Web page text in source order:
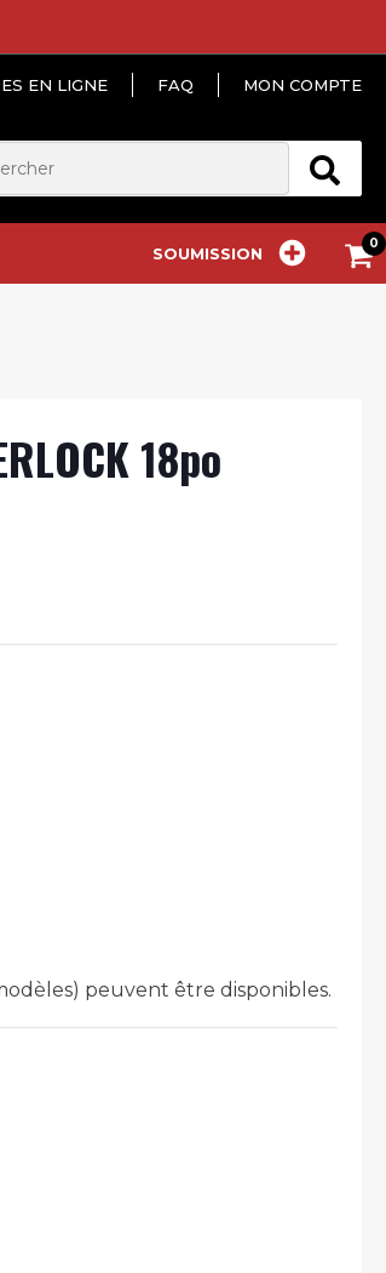
EN LIGNE FAQ MON COMPTE
SOUMISSION
18po
peuvent être disponibles.